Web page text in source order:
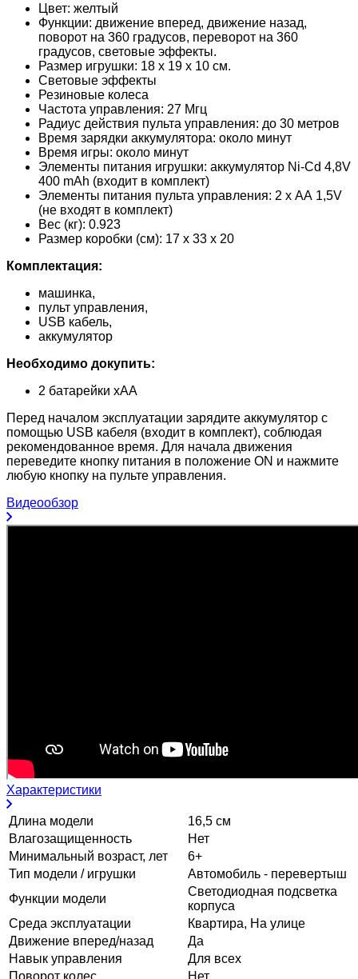
Цвет: желтый
Функции: движение вперед, движение назад,
поворот на 360 градусов, переворот на 360
градусов, световые эффекты.
Размер игрушки: 18 х 19 х 10 см.
Световые эффекты
Резиновые колеса
Частота управления: 27 Мгц
Радиус действия пульта управления: до 30 метров
Время зарядки аккумулятора: около минут
Время игры: около минут
Элементы питания игрушки: аккумулятор Ni-Cd 4,8V
400 mAh (входит в комплект)
Элементы питания пульта управления: 2 х АА 1,5V
(не входят в комплект)
Вес (кг): 0.923
Размер коробки (см): 17 х 33 х 20
Комплектация:
машинка,
пульт управления,
USB кабель,
аккумулятор
Необходимо докупить:
2 батарейки хАА
Перед началом эксплуатации зарядите аккумулятор с
помощью USB кабеля (входит в комплект), соблюдая
рекомендованное время. Для начала движения
переведите кнопку питания в положение ON и нажмите
любую кнопку на пульте управления.
Видеообзор
Характеристики
Длина модели
16,5 см
Влагозащищенность
Нет
Минимальный возраст, лет
6+
Тип модели / игрушки
Автомобиль - перевертыш
Функции модели
Светодиодная подсветка
корпуса
Среда эксплуатации
Квартира, На улице
Движение вперед/назад
Да
Навык управления
Для всех
Поворот колес
Нет